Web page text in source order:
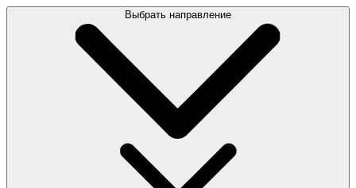
Выбрать направление